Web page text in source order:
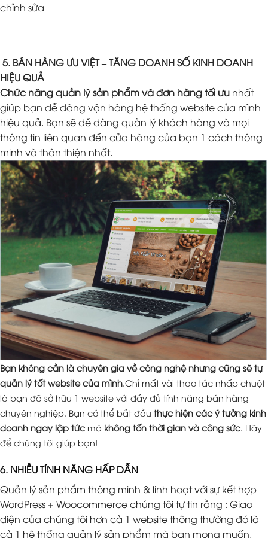
chỉnh sửa
5. BÁN HÀNG ƯU VIỆT – TĂNG DOANH SỐ KINH DOANH
HIỆU QUẢ
Chức năng quản lý sản phẩm và đơn hàng tối ưu nhất
giúp bạn dễ dàng vận hàng hệ thống website của mình
hiệu quả. Bạn sẽ dễ dàng quản lý khách hàng và mọi
thông tin liên quan đến cửa hàng của bạn 1 cách thông
minh và thân thiện nhất.
Bạn không cần là chuyên gia về công nghệ nhưng cũng sẽ tự
quản lý tốt website của mình .Chỉ mất vài thao tác nhấp chuột
là bạn đã sở hữu 1 website với đầy đủ tính năng bán hàng
chuyên nghiệp. Bạn có thể bắt đầu thực hiện các ý tưởng kinh
doanh ngay lập tứcmà không tốn thời gian và công sức. Hãy
để chúng tôi giúp bạn!
6. NHIỀU TÍNH NĂNG HẤP DẪN
Quản lý sản phẩm thông minh & linh hoạt với sự kết hợp
WordPress + Woocommerce chúng tôi tự tin rằng : Giao
diện của chúng tôi hơn cả 1 website thông thường đó là
cả 1 hệ thống quản lý sản phẩm mà bạn mong muốn.